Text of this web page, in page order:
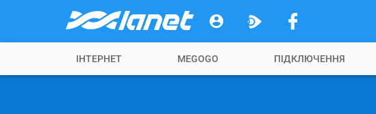
ІНТЕРНЕТ MEGOGO ПІДКЛЮЧЕННЯ